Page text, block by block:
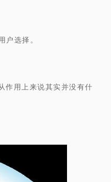
户选择。
作用上来说其实并没有什